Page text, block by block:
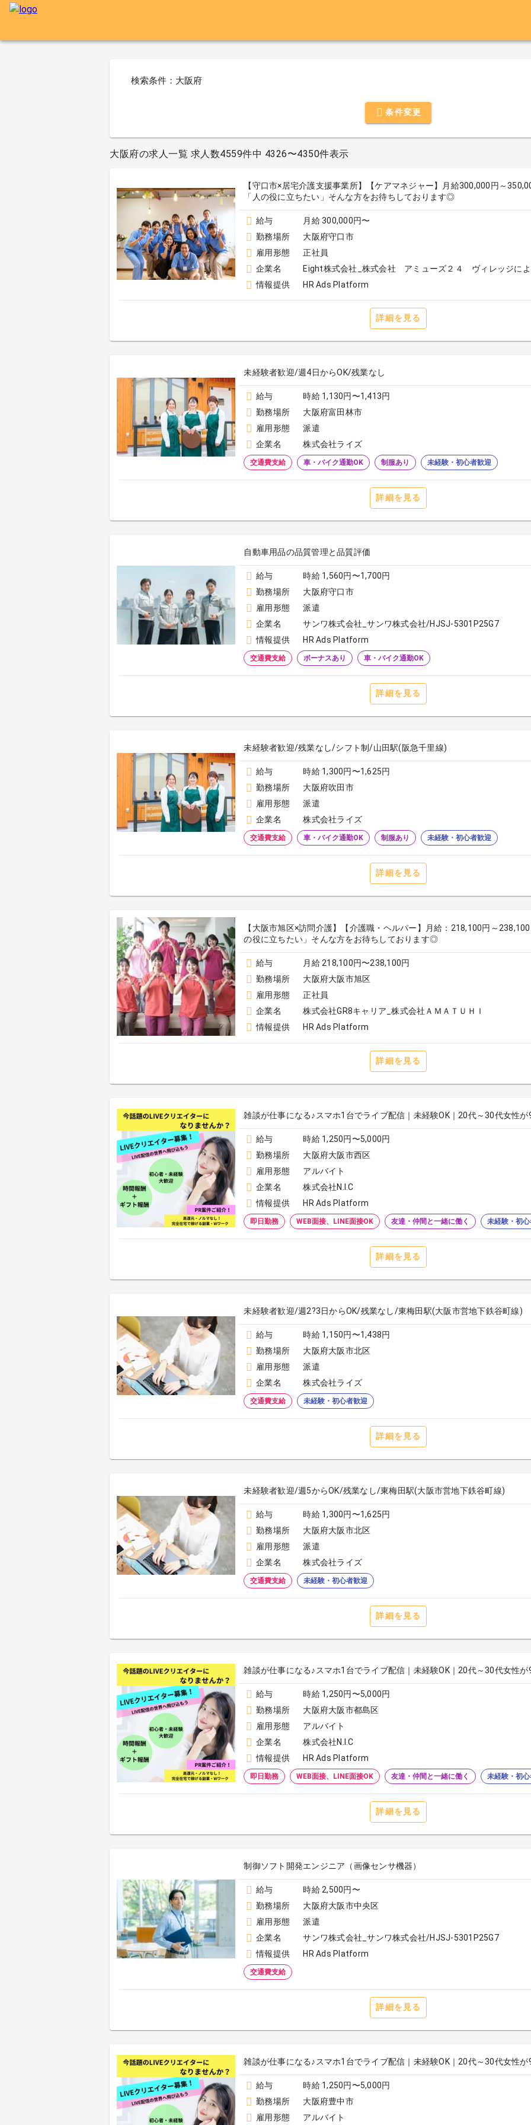
検索条件：大阪府
条件変更
大阪府の求人一覧 求人数4559件中 4326〜4350件表示
【守口市×居宅介護支援事業所】【ケアマネジャー】月給300,000円～
「人の役に立ちたい」そんな方をお待ちしております◎
給与
月給 300,000円〜
勤務場所
大阪府守口市
雇用形態
正社員
企業名
Eight株式会社_株式会社 アミューズ２４ ヴィレッジに
情報提供
HR Ads Platform
詳細を見る
未経験者歓迎/週4日からOK/残業なし
給与
時給 1,130円〜1,413円
勤務場所
大阪府富田林市
雇用形態
派遣
企業名
株式会社ライズ
交通費支給 車・バイク通勤OK 制服あり 未経験・初心者歓迎
詳細を見る
自動車用品の品質管理と品質評価
給与
時給 1,560円〜1,700円
勤務場所
大阪府守口市
雇用形態
派遣
企業名
サンワ株式会社_サンワ株式会社/HJSJ-5301P25G7
情報提供
HR Ads Platform
交通費支給 ボーナスあり 車・バイク通勤OK
詳細を見る
未経験者歓迎/残業なし/シフト制/山田駅(阪急千里線)
給与
時給 1,300円〜1,625円
勤務場所
大阪府吹田市
雇用形態
派遣
企業名
株式会社ライズ
交通費支給 車・バイク通勤OK 制服あり 未経験・初心者歓迎
詳細を見る
【大阪市旭区×訪問介護】【介護職・ヘルパー】月給：218,100円～
の役に立ちたい」そんな方をお待ちしております◎
給与
月給 218,100円〜238,100円
勤務場所
大阪府大阪市旭区
雇用形態
正社員
企業名
株式会社GR8キャリア_株式会社ＡＭＡＴＵＨＩ
情報提供
HR Ads Platform
詳細を見る
雑談が仕事になる♪スマホ1台でライブ配信｜未経験OK｜20代～30代女性が
給与
時給 1,250円〜5,000円
勤務場所
大阪府大阪市西区
雇用形態
アルバイト
企業名
株式会社N.I.C
情報提供
HR Ads Platform
即日勤務 WEB面接、LINE面接OK 友達・仲間と一緒に働く 未経験・初
詳細を見る
未経験者歓迎/週2?3日からOK/残業なし/東梅田駅(大阪市営地下鉄谷町線)
給与
時給 1,150円〜1,438円
勤務場所
大阪府大阪市北区
雇用形態
派遣
企業名
株式会社ライズ
交通費支給 未経験・初心者歓迎
詳細を見る
未経験者歓迎/週5からOK/残業なし/東梅田駅(大阪市営地下鉄谷町線)
給与
時給 1,300円〜1,625円
勤務場所
大阪府大阪市北区
雇用形態
派遣
企業名
株式会社ライズ
交通費支給 未経験・初心者歓迎
詳細を見る
雑談が仕事になる♪スマホ1台でライブ配信｜未経験OK｜20代～30代女性が
給与
時給 1,250円〜5,000円
勤務場所
大阪府大阪市都島区
雇用形態
アルバイト
企業名
株式会社N.I.C
情報提供
HR Ads Platform
即日勤務 WEB面接、LINE面接OK 友達・仲間と一緒に働く 未経験・初
詳細を見る
制御ソフト開発エンジニア（画像センサ機器）
給与
時給 2,500円〜
勤務場所
大阪府大阪市中央区
雇用形態
派遣
企業名
サンワ株式会社_サンワ株式会社/HJSJ-5301P25G7
情報提供
HR Ads Platform
交通費支給
詳細を見る
雑談が仕事になる♪スマホ1台でライブ配信｜未経験OK｜20代～30代女性が
給与
時給 1,250円〜5,000円
勤務場所
大阪府豊中市
雇用形態
アルバイト